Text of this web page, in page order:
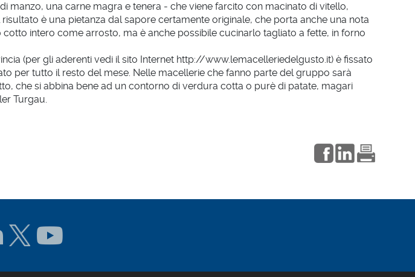
una carne magra e tenera - che viene farcito con macinato di vitello,
è una pietanza dal sapore certamente originale, che porta anche una nota
intero come arrosto, ma è anche possibile cucinarlo tagliato a fette, in forno
(per gli aderenti vedi il sito Internet http://www.lemacelleriedelgusto.it) è fissato
per tutto il resto del mese. Nelle macellerie che fanno parte del gruppo sarà
che si abbina bene ad un contorno di verdura cotta o purè di patate, magari
Turgau.